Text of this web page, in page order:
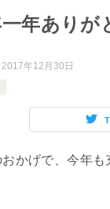
年ありが
2017年12月30日
かげで、今年も